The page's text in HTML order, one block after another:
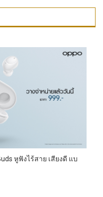
หูฟังไร้สาย เสียงดี แบ